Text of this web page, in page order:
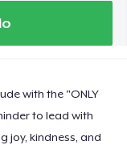
with the "ONLY
to lead with
joy, kindness, and